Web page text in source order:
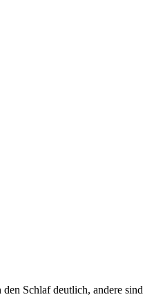
Schlaf deutlich, andere sind